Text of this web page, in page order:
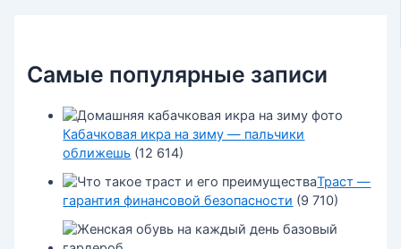
Самые популярные записи
Кабачковая икра на зиму — пальчики
оближешь (12 614)
Траст —
гарантия финансовой безопасности (9 710)